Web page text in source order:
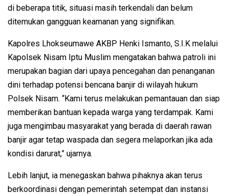
di beberapa titik, situasi masih terkendali dan belum
ditemukan gangguan keamanan yang signifikan.
Kapolres Lhokseumawe AKBP Henki Ismanto, S.I.K melalui
Kapolsek Nisam Iptu Muslim mengatakan bahwa patroli ini
merupakan bagian dari upaya pencegahan dan penanganan
dini terhadap potensi bencana banjir di wilayah hukum
Polsek Nisam. “Kami terus melakukan pemantauan dan siap
memberikan bantuan kepada warga yang terdampak. Kami
juga mengimbau masyarakat yang berada di daerah rawan
banjir agar tetap waspada dan segera melaporkan jika ada
kondisi darurat,” ujarnya.
Lebih lanjut, ia menegaskan bahwa pihaknya akan terus
berkoordinasi dengan pemerintah setempat dan instansi